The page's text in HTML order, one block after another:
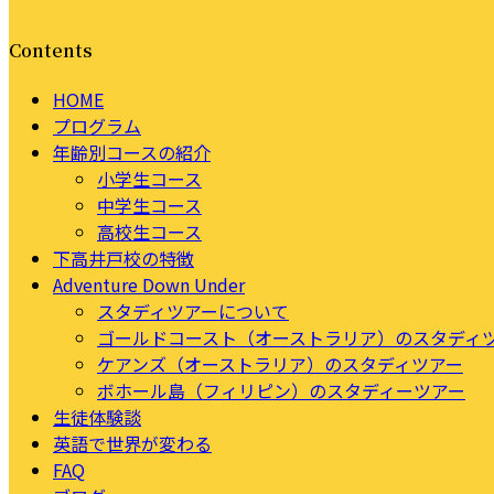
Contents
HOME
プログラム
年齢別コースの紹介
小学生コース
中学生コース
高校生コース
下高井戸校の特徴
Adventure Down Under
スタディツアーについて
ゴールドコースト（オーストラリア）のスタディ
ケアンズ（オーストラリア）のスタディツアー
ボホール島（フィリピン）のスタディーツアー
生徒体験談
英語で世界が変わる
FAQ